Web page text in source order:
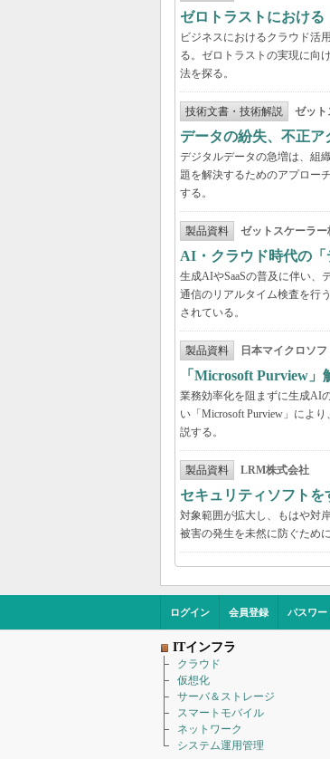
ゼロトラストにおける
ビジネスにおけるクラウド活
る。ゼロトラストの実現に向
法を探る。
技術文書・技術解説 ゼット
データの紛失、不正
デジタルデータの急増は、組
題を解決するためのアプロー
する。
製品資料 ゼットスケーラー
AI・クラウド時代の「
生成AIやSaaSの普及に伴い、
通信のリアルタイム検査を行
されている。
製品資料 日本マイクロソ
「Microsoft Purview
業務効率化を阻まずに生成AI
い「Microsoft Purview」によ
説する。
製品資料 LRM株式会社
セキュリティソフト
対象範囲が拡大し、もはや対
被害の発生を未然に防ぐため
ログイン 会員登録 パスワー
ITインフラ
クラウド
仮想化
サーバ＆ストレージ
スマートモバイル
ネットワーク
システム運用管理